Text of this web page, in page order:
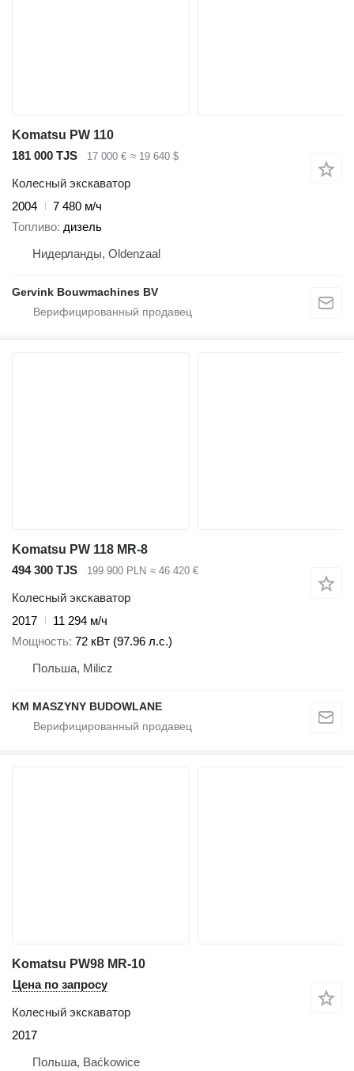
Komatsu PW 110
181 000 TJS
17 000 € ≈ 19 640 $
Колесный экскаватор
2004
7 480 м/ч
Топливо дизель
Нидерланды, Oldenzaal
Gervink Bouwmachines BV
Komatsu PW 118 MR-8
494 300 TJS
199 900 PLN ≈ 46 420 €
Колесный экскаватор
2017
11 294 м/ч
Мощность 72 кВт (97.96 л.с.)
Польша, Milicz
KM MASZYNY BUDOWLANE
Komatsu PW98 MR-10
Цена по запросу
Колесный экскаватор
2017
Польша, Baćkowice